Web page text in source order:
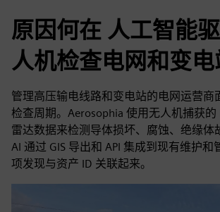
原因何在 人工智能
人机检查电网和变电
管理高压输电线路和变电站的电网运营商
检查周期。Aerosophia 使用无人机捕获的
雷达数据来检测导体损坏、腐蚀、绝缘体
AI 通过 GIS 导出和 API 集成到现有维护
项发现与资产 ID 关联起来。